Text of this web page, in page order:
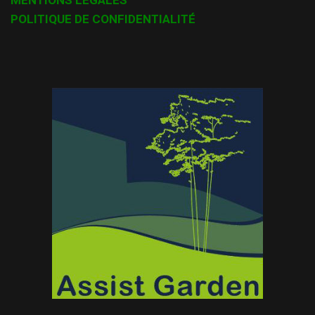
POLITIQUE DE CONFIDENTIALITÉ